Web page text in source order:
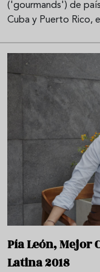
('gourmands') de
Cuba y Puerto Rico,
Pía León, Mejor
Latina 2018